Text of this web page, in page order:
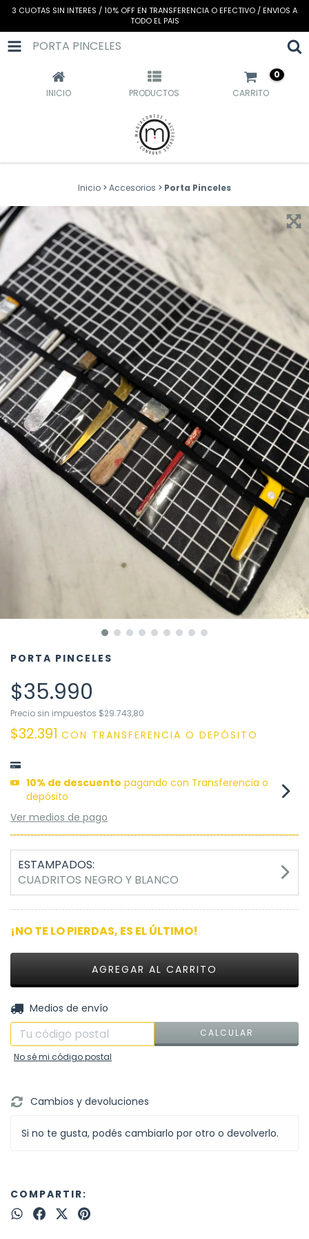
3 CUOTAS SIN INTERES / 10% OFF EN TRANSFERENCIA O EFECTIVO / ENVIOS A
TODO EL PAIS
PORTA PINCELES
INICIO PRODUCTOS CARRITO
0
Inicio > Accesorios > Porta Pinceles
PORTA PINCELES
$35.990
Precio sin impuestos $29.743,80
$32.391 CON TRANSFERENCIA O DEPÓSITO
10% de descuento pagando con Transferencia o
depósito
Ver medios de pago
ESTAMPADOS:
CUADRITOS NEGRO Y BLANCO
¡NO TE LO PIERDAS, ES EL ÚLTIMO!
Entregas para el CP:
Medios de envío
CALCULAR
No sé mi código postal
Cambios y devoluciones
Si no te gusta, podés cambiarlo por otro o devolverlo.
COMPARTIR: